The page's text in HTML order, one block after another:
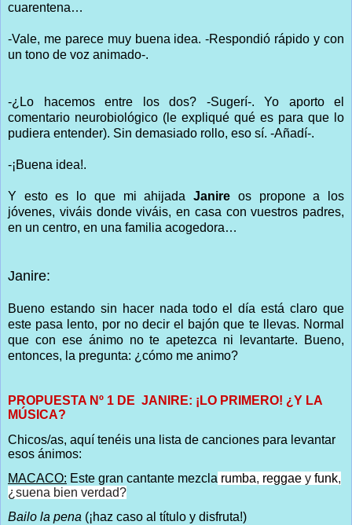
cuarentena…
-Vale, me parece muy buena idea. -Respondió rápido y con
un tono de voz animado-.
-¿Lo hacemos entre los dos? -Sugerí-. Yo aporto el
comentario neurobiológico (le expliqué qué es para que lo
pudiera entender). Sin demasiado rollo, eso sí. -Añadí-.
-¡Buena idea!.
Y esto es lo que mi ahijadaJanire os propone a los
jóvenes, viváis donde viváis, en casa con vuestros padres,
en un centro, en una familia acogedora…
Janire:
Bueno estando sin hacer nada todo el día está claro que
este pasa lento, por no decir el bajón que te llevas. Normal
que con ese ánimo no te apetezca ni levantarte. Bueno,
entonces, la pregunta: ¿cómo me animo?
PROPUESTA Nº 1 DE JANIRE: ¡LO PRIMERO! ¿Y LA
MÚSICA?
Chicos/as, aquí tenéis una lista de canciones para levantar
esos ánimos:
MACACO: Este gran cantante mezcla rumba, reggae y funk,
¿suena bien verdad?
Bailo la pena (¡haz caso al título y disfruta!)